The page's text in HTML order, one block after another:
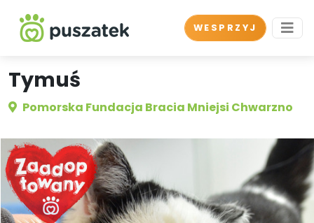
WESPRZYJ
Tymuś
Pomorska Fundacja Bracia Mniejsi Chwarzno